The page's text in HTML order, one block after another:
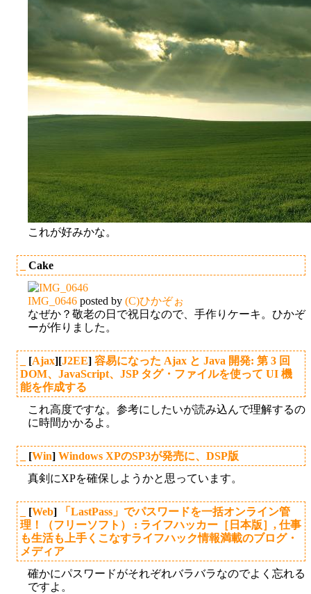
これが好みかな。
Cake
IMG_0646 posted by (C)ひかぞぉ
なぜか？敬老の日で祝日なので、手作りケーキ。ひかぞ
ーが作りました。
[Ajax][J2EE] 容易になった Ajax と Java 開発: 第 3 回
DOM、JavaScript、JSP タグ・ファイルを使って UI 機
能を作成する
これ高度ですな。参考にしたいが読み込んで理解するの
に時間かかるよ。
[Win] Windows XPのSP3が発売に、DSP版
真剣にXPを確保しようかと思っています。
[Web]
「LastPass」でパスワードを一括オンライン管
理！（フリーソフト） : ライフハッカー［日本版］, 仕事
も生活も上手くこなすライフハック情報満載のブログ・
メディア
確かにパスワードがそれぞれバラバラなのでよく忘れる
ですよ。